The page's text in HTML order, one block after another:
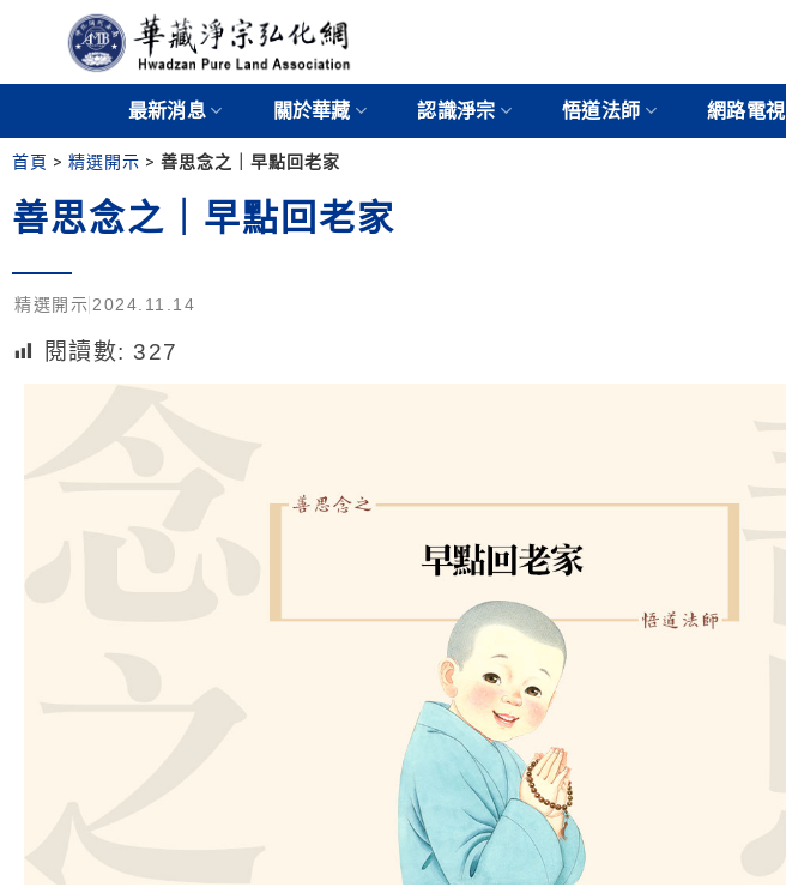
最新消息 關於華藏 認識淨宗 悟道法師 網路電視
首頁 > 精選開示 > 善思念之｜早點回老家
善思念之｜早點回老家
精選開示 2024.11.14
閱讀數: 327